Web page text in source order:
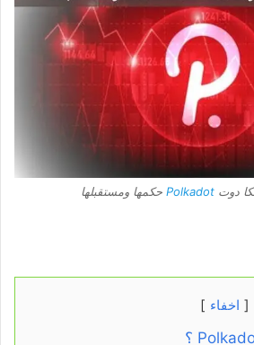
دوتPolkadot حكمها ومستقبلها
اخفاء